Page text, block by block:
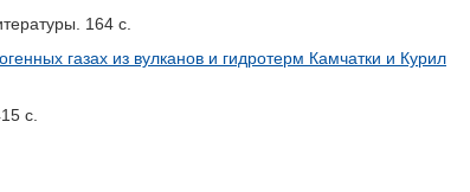
164 с.
газах из вулканов и гидротерм Камчатки и Курил
с.